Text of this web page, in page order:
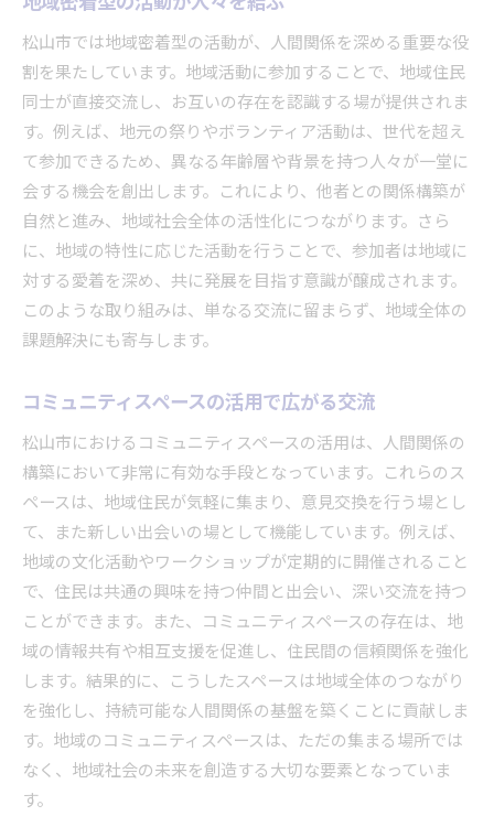
松山市では地域密着型の活動が、人間関係を深める重要な役
割を果たしています。地域活動に参加することで、地域住民
同士が直接交流し、お互いの存在を認識する場が提供されま
す。例えば、地元の祭りやボランティア活動は、世代を超え
て参加できるため、異なる年齢層や背景を持つ人々が一堂に
会する機会を創出します。これにより、他者との関係構築が
自然と進み、地域社会全体の活性化につながります。さら
に、地域の特性に応じた活動を行うことで、参加者は地域に
対する愛着を深め、共に発展を目指す意識が醸成されます。
このような取り組みは、単なる交流に留まらず、地域全体の
課題解決にも寄与します。
コミュニティスペースの活用で広がる交流
松山市におけるコミュニティスペースの活用は、人間関係の
構築において非常に有効な手段となっています。これらのス
ペースは、地域住民が気軽に集まり、意見交換を行う場とし
て、また新しい出会いの場として機能しています。例えば、
地域の文化活動やワークショップが定期的に開催されること
で、住民は共通の興味を持つ仲間と出会い、深い交流を持つ
ことができます。また、コミュニティスペースの存在は、地
域の情報共有や相互支援を促進し、住民間の信頼関係を強化
します。結果的に、こうしたスペースは地域全体のつながり
を強化し、持続可能な人間関係の基盤を築くことに貢献しま
す。地域のコミュニティスペースは、ただの集まる場所では
なく、地域社会の未来を創造する大切な要素となっていま
す。